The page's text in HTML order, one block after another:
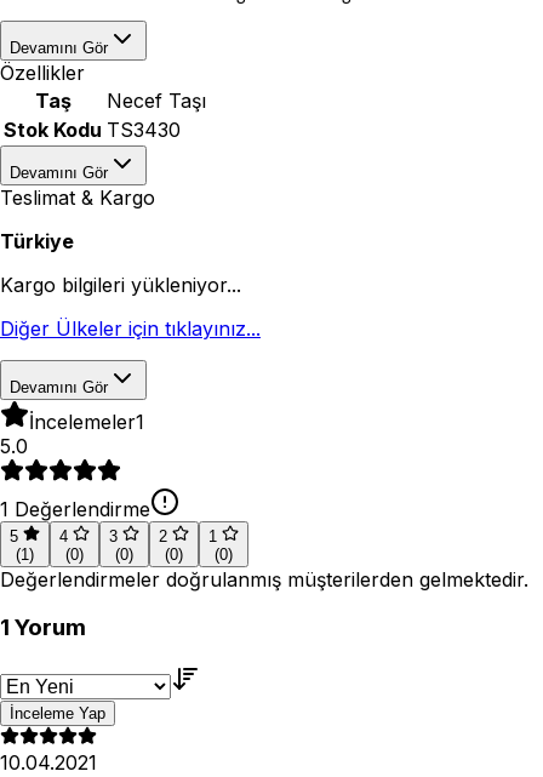
Devamını Gör
Özellikler
Taş
Necef Taşı
Stok Kodu TS3430
Devamını Gör
Teslimat & Kargo
Türkiye
Kargo bilgileri yükleniyor...
Diğer Ülkeler için tıklayınız...
Devamını Gör
İncelemeler1
5.0
1 Değerlendirme
5
(1)
4
(0)
3
(0)
2
(0)
1
(0)
Değerlendirmeler doğrulanmış müşterilerden gelmektedir.
1 Yorum
İnceleme Yap
10.04.2021